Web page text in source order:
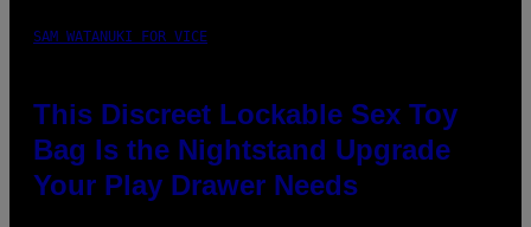
SAM WATANUKI FOR VICE
This Discreet Lockable Sex Toy
Bag Is the Nightstand Upgrade
Your Play Drawer Needs